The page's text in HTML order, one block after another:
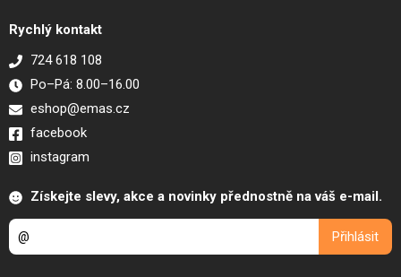
Rychlý kontakt
724 618 108
Po–Pá: 8.00–16.00
eshop@emas.cz
facebook
instagram
Získejte slevy, akce a novinky přednostně na váš e-mail.